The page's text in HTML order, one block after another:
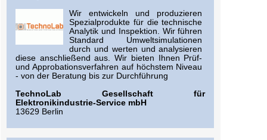
Wir entwickeln und produzieren
Spezialprodukte für die technische
Analytik und Inspektion. Wir führen
Standard Umweltsimulationen
durch und werten und analysieren
diese anschließend aus. Wir bieten Ihnen Prüf-
und Approbationsverfahren auf höchstem Niveau
- von der Beratung bis zur Durchführung
TechnoLab Gesellschaft für
Elektronikindustrie-Service mbH
13629 Berlin